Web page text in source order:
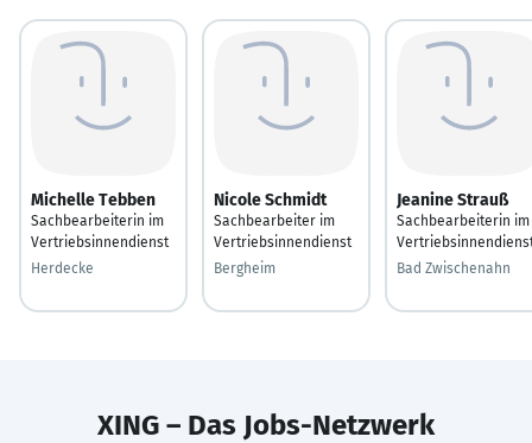
Michelle Tebben
Sachbearbeiterin im
Vertriebsinnendienst
Herdecke
Nicole Schmidt
Sachbearbeiter im
Vertriebsinnendienst
Bergheim
Jeanine Strauß
Sachbearbeiterin im
Bad Zwischenahn
XING – Das Jobs-Netzwerk